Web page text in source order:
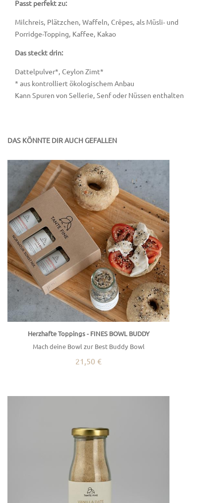
Passt perfekt zu:
Milchreis, Plätzchen, Waffeln, Crêpes, als Müsli- und
Porridge-Topping, Kaffee, Kakao
Das steckt drin:
Dattelpulver*, Ceylon Zimt*
* aus kontrolliert ökologischem Anbau
Kann Spuren von Sellerie, Senf oder Nüssen enthalten
DAS KÖNNTE DIR AUCH GEFALLEN
Herzhafte Toppings - FINES BOWL BUDDY
Mach deine Bowl zur Best Buddy Bowl
21,50 €